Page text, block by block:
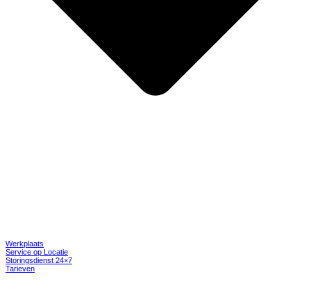
Werkplaats
Service op Locatie
Storingsdienst 24×7
Tarieven